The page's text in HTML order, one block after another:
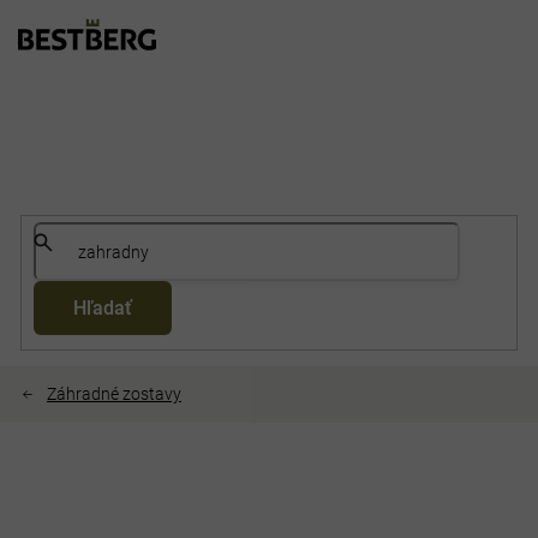
Hľadať
Záhradné zostavy